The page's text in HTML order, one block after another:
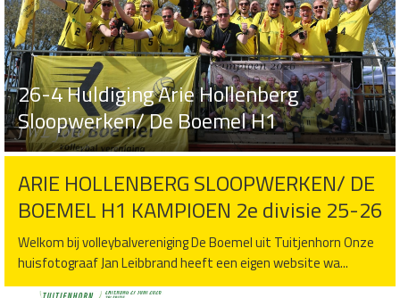
26-4 Huldiging Arie Hollenberg
Sloopwerken/ De Boemel H1
ARIE HOLLENBERG SLOOPWERKEN/ DE
BOEMEL H1 KAMPIOEN 2e divisie 25-26
Welkom bij volleybalvereniging De Boemel uit Tuitjenhorn Onze
huisfotograaf Jan Leibbrand heeft een eigen website wa...